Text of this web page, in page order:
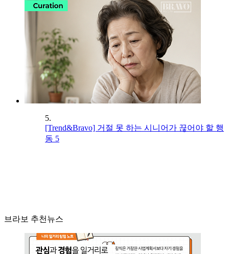
5.
[Trend&Bravo] 거절 못 하는 시니어가 끊어야 할 행
동 5
브라보 추천뉴스